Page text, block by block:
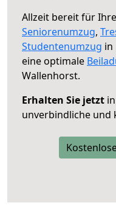
Allzeit bereit für
Seniorenumzug,
Studentenumzug in
eine optimale
Wallenhorst.
Erhalten Sie jetzt
unverbindliche und